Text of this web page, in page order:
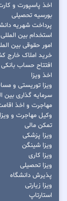
اخذ پاسپورت و
بورسیه تحصیلی
پرداخت شهریه
استخدام بین المللی
امور حقوقی بین
خرید املاک خارج
افتتاح حساب بانکی
اخذ ویزا
ویزا توریستی و
سرمایه گذاری بین
مهاجرت و اخذ
وکیل مهاجرت و ویزا
تمکن مالی
ویزا پزشکی
ویزا شینگن
ویزا کاری
ویزا تحصیلی
پذیرش دانشگاه
ویزا زیارتی
استارتاپ